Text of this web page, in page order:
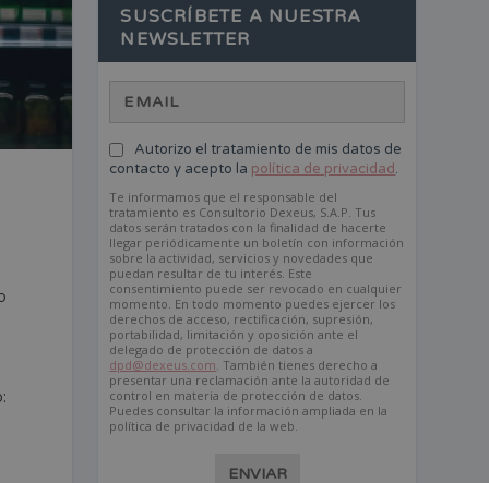
SUSCRÍBETE A NUESTRA
NEWSLETTER
Autorizo el tratamiento de mis datos de
contacto y acepto la política de privacidad.
Te informamos que el responsable del
tratamiento es Consultorio Dexeus, S.A.P. Tus
datos serán tratados con la finalidad de hacerte
llegar periódicamente un boletín con información
sobre la actividad, servicios y novedades que
puedan resultar de tu interés. Este
consentimiento puede ser revocado en cualquier
momento. En todo momento puedes ejercer los
derechos de acceso, rectificación, supresión,
portabilidad, limitación y oposición ante el
delegado de protección de datos a
dpd@dexeus.com. También tienes derecho a
presentar una reclamación ante la autoridad de
control en materia de protección de datos.
Puedes consultar la información ampliada en la
política de privacidad de la web.
ENVIAR